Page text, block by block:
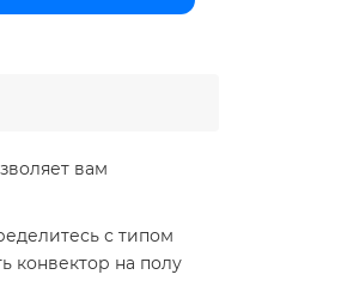
вам
с типом
конвектор на полу